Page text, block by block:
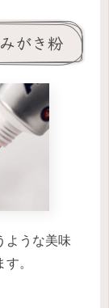
がき粉
ような美味
。